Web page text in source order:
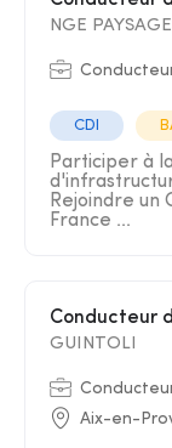
NGE
CDI
Participer à
Rejoindre
France ...
Conducteur
GUINTOLI
Aix-en-